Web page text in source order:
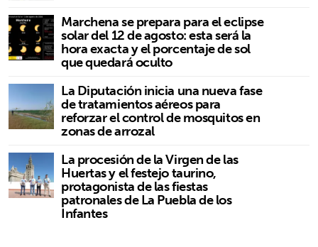
Marchena se prepara para el eclipse
solar del 12 de agosto: esta será la
hora exacta y el porcentaje de sol
que quedará oculto
La Diputación inicia una nueva fase
de tratamientos aéreos para
reforzar el control de mosquitos en
zonas de arrozal
La procesión de la Virgen de las
Huertas y el festejo taurino,
protagonista de las fiestas
patronales de La Puebla de los
Infantes